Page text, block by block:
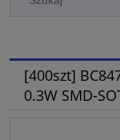
[400szt]
0.3W SMD-